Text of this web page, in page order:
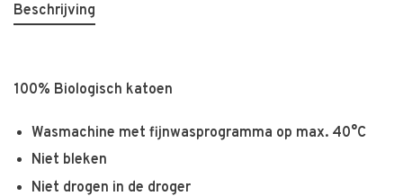
Beschrijving
100% Biologisch katoen
Wasmachine met fijnwasprogramma op max. 40°C
Niet bleken
Niet drogen in de droger